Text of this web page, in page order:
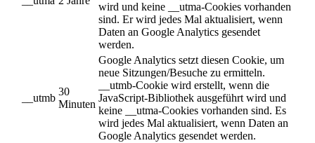
wird und keine __utma-Cookies vorhanden
sind. Er wird jedes Mal aktualisiert, wenn
Daten an Google Analytics gesendet
werden.
__utmb
30
Minuten
Google Analytics setzt diesen Cookie, um
neue Sitzungen/Besuche zu ermitteln.
__utmb-Cookie wird erstellt, wenn die
JavaScript-Bibliothek ausgeführt wird und
keine __utma-Cookies vorhanden sind. Es
wird jedes Mal aktualisiert, wenn Daten an
Google Analytics gesendet werden.